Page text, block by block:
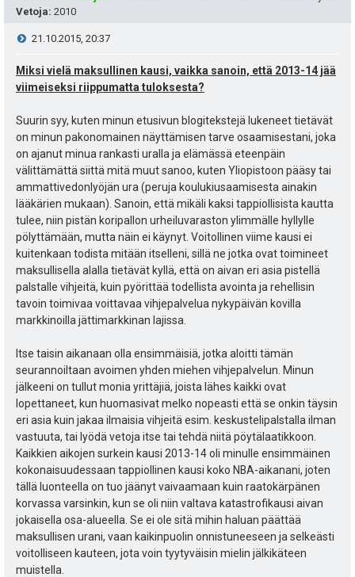
y
t
n
Vetoja: 2010
V
i
i
21.10.2015, 20:37
Miksi vielä maksullinen kausi, vaikka sanoin, että 2013-14 jää
viimeiseksi riippumatta tuloksesta?
Suurin syy, kuten minun etusivun blogitekstejä lukeneet tietävät
on minun pakonomainen näyttämisen tarve osaamisestani, joka
on ajanut minua rankasti uralla ja elämässä eteenpäin
välittämättä siittä mitä muut sanoo, kuten Yliopistoon pääsy tai
ammattivedonlyöjän ura (peruja koulukiusaamisesta ainakin
lääkärien mukaan). Sanoin, että mikäli kaksi tappiollisista kautta
tulee, niin pistän koripallon urheiluvaraston ylimmälle hyllylle
pölyttämään, mutta näin ei käynyt. Voitollinen viime kausi ei
kuitenkaan todista mitään itselleni, sillä ne jotka ovat toimineet
maksullisella alalla tietävät kyllä, että on aivan eri asia pistellä
palstalle vihjeitä, kuin pyörittää todellista avointa ja rehellisin
tavoin toimivaa voittavaa vihjepalvelua nykypäivän kovilla
markkinoilla jättimarkkinan lajissa.
Itse taisin aikanaan olla ensimmäisiä, jotka aloitti tämän
seurannoiltaan avoimen yhden miehen vihjepalvelun. Minun
jälkeeni on tullut monia yrittäjiä, joista lähes kaikki ovat
lopettaneet, kun huomasivat melko nopeasti että se onkin täysin
eri asia kuin jakaa ilmaisia vihjeitä esim. keskustelipalstalla ilman
vastuuta, tai lyödä vetoja itse tai tehdä niitä pöytälaatikkoon.
Kaikkien aikojen surkein kausi 2013-14 oli minulle ensimmäinen
kokonaisuudessaan tappiollinen kausi koko NBA-aikanani, joten
tällä luonteella on tuo jäänyt vaivaamaan kuin raatokärpänen
korvassa varsinkin, kun se oli niin valtava katastrofikausi aivan
jokaisella osa-alueella. Se ei ole sitä mihin haluan päättää
maksullisen urani, vaan kaikinpuolin onnistuneeseen ja selkeästi
voitolliseen kauteen, jota voin tyytyväisin mielin jälkikäteen
muistella.